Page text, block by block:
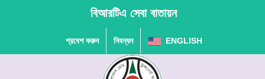
বিআরটিএ সেবা বাতায়ন
প্রবেশ করুন নিবন্ধন ENGLISH